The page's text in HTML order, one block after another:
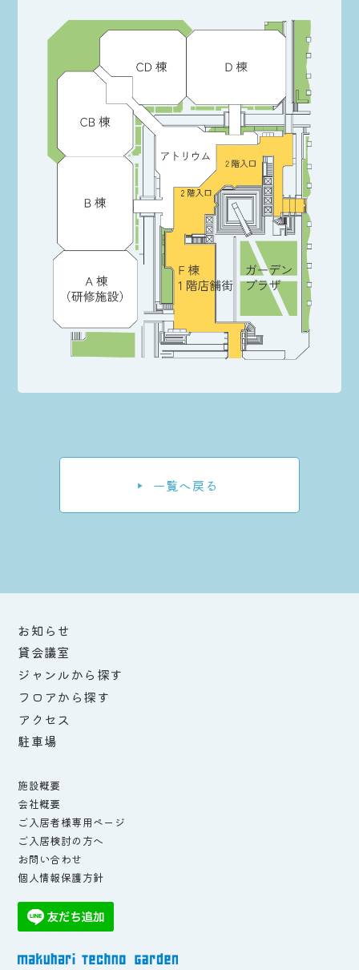
一覧へ戻る
お知らせ
貸会議室
ジャンルから探す
フロアから探す
アクセス
駐車場
施設概要
会社概要
ご入居者様専用ページ
ご入居検討の方へ
お問い合わせ
個人情報保護方針